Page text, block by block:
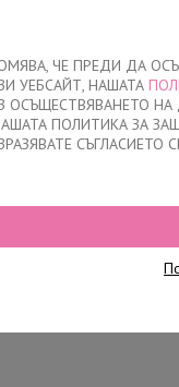
ЧЕ ПРЕДИ ДА
УЕБСАЙТ, НАШАТА
ОСЪЩЕСТВЯВАНЕТО
ПОЛИТИКА ЗА
СЪГЛАСИЕТО
ДАМСКО ДЕТСКО